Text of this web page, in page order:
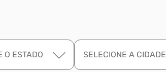
O ESTADO SELECIONE A CIDADE